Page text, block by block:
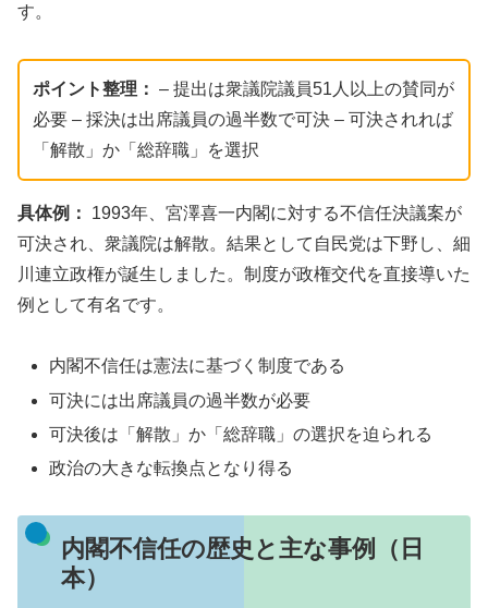
す。
ポイント整理： – 提出は衆議院議員51人以上の賛同が
必要 – 採決は出席議員の過半数で可決 – 可決されれば
「解散」か「総辞職」を選択
具体例：
1993年、宮澤喜一内閣に対する不信任決議案が
可決され、衆議院は解散。結果として自民党は下野し、細
川連立政権が誕生しました。制度が政権交代を直接導いた
例として有名です。
内閣不信任は憲法に基づく制度である
可決には出席議員の過半数が必要
可決後は「解散」か「総辞職」の選択を迫られる
政治の大きな転換点となり得る
内閣不信任の歴史と主な事例（日
本）